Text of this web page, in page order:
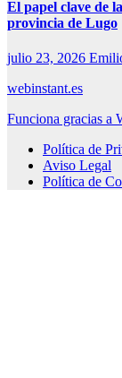
El papel clave de
provincia de Lugo
julio 23, 2026
webinstant.es
Funciona gracias a
Política de
Aviso Legal
Política de